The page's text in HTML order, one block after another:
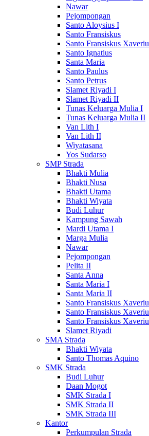
Nawar
Pejompongan
Santo Aloysius I
Santo Fransiskus
Santo Fransiskus
Santo Ignatius
Santa Maria
Santo Paulus
Santo Petrus
Slamet Riyadi I
Slamet Riyadi II
Tunas Keluarga Mulia I
Tunas Keluarga Mulia II
Van Lith I
Van Lith II
Wiyatasana
Yos Sudarso
SMP Strada
Bhakti Mulia
Bhakti Nusa
Bhakti Utama
Bhakti Wiyata
Budi Luhur
Kampung Sawah
Mardi Utama I
Marga Mulia
Nawar
Pejompongan
Pelita II
Santa Anna
Santa Maria I
Santa Maria II
Santo Fransiskus
Santo Fransiskus
Santo Fransiskus
Slamet Riyadi
SMA Strada
Bhakti Wiyata
Santo Thomas Aquino
SMK Strada
Budi Luhur
Daan Mogot
SMK Strada I
SMK Strada II
SMK Strada III
Kantor
Perkumpulan Strada